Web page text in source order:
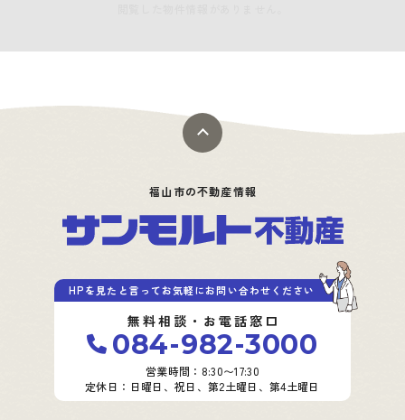
福山市の不動産情報
HPを見たと言ってお気軽にお問い合わせください
無料相談・お電話窓口
084-982-3000
営業時間：8:30〜17:30
定休日：日曜日、祝日、第2土曜日、第4土曜日